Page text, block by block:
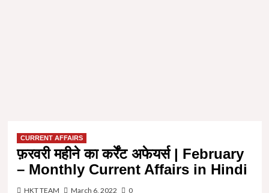
CURRENT AFFAIRS
फ़रवरी महीने का कर्रेंट अफेयर्स | February
– Monthly Current Affairs in Hindi
HKT TEAM March 6, 2022 0